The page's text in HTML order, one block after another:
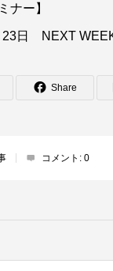
ナー】
23日 NEXT
Share
コメント: 0